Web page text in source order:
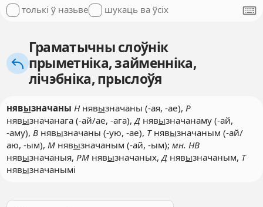
толькі ў назьве шукаць ва ўсіх
Граматычны слоўнік
прыметніка, займенніка,
лічэбніка, прыслоўя
нявызначаны Ннявызначаны (-ая, -ае), Р
нявызначанага (-ай/ае, -ага),Днявызначанаму (-ай,
-аму), Внявызначаны (-ую, -ае), Тнявызначаным (-ай/
аю, -ым), Мнявызначаным (-ай, -ым); мн. НВ
нявызначаныя, РМнявызначаных,Днявызначаным, Т
нявызначанымі